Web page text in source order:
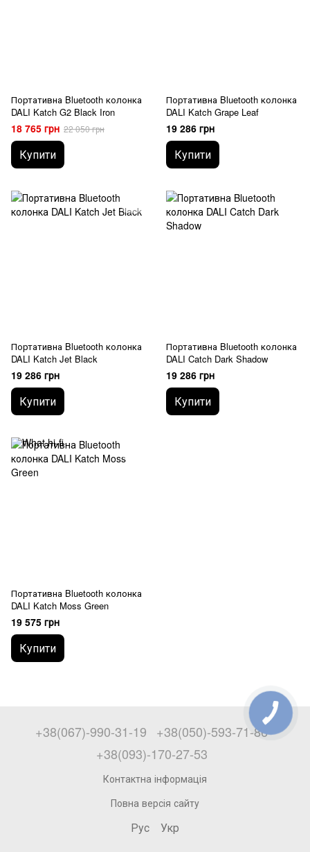
Портативна Bluetooth колонка
DALI Katch G2 Black Iron
18 765 грн 22 050 грн
Купити
Портативна Bluetooth колонка
DALI Katch Grape Leaf
19 286 грн
Купити
Портативна Bluetooth колонка
DALI Katch Jet Black
19 286 грн
Купити
Портативна Bluetooth колонка
DALI Catch Dark Shadow
19 286 грн
Купити
Портативна Bluetooth колонка
DALI Katch Moss Green
19 575 грн
Купити
+38(067)-990-31-19
+38(050)-593-71-86
+38(093)-170-27-53
Контактна інформація
Повна версія сайту
Рус Укр